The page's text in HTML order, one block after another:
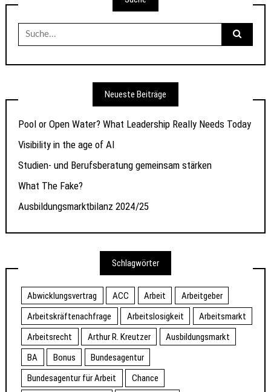
Suche
nach:
Neueste Beiträge
Pool or Open Water? What Leadership Really Needs Today
Visibility in the age of AI
Studien- und Berufsberatung gemeinsam stärken
What The Fake?
Ausbildungsmarktbilanz 2024/25
Schlagwörter
Abwicklungsvertrag ACC Arbeit
Arbeitgeber
Arbeitskräftenachfrage
Arbeitslosigkeit
Arbeitsmarkt
Arbeitsrecht
Arthur R. Kreutzer
Ausbildungsmarkt
BA
Bonus
Bundesagentur
Bundesagentur für Arbeit
Chance